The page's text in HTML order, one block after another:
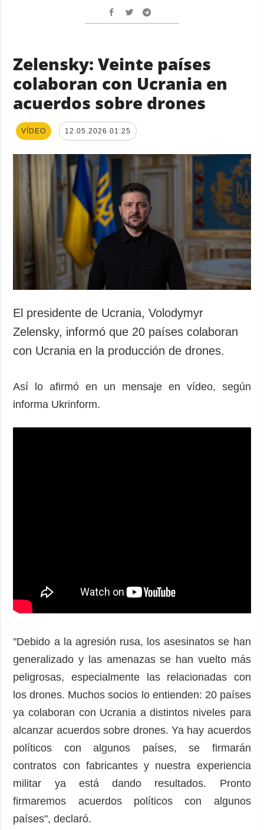
Zelensky: Veinte países
colaboran con Ucrania en
acuerdos sobre drones
VÍDEO 12.05.2026 01:25
El presidente de Ucrania, Volodymyr
Zelensky, informó que 20 países colaboran
con Ucrania en la producción de drones.
Así lo afirmó en un mensaje en vídeo, según
informa Ukrinform.
"Debido a la agresión rusa, los asesinatos se han
generalizado y las amenazas se han vuelto más
peligrosas, especialmente las relacionadas con
los drones. Muchos socios lo entienden: 20 países
ya colaboran con Ucrania a distintos niveles para
alcanzar acuerdos sobre drones. Ya hay acuerdos
políticos con algunos países, se firmarán
contratos con fabricantes y nuestra experiencia
militar ya está dando resultados. Pronto
firmaremos acuerdos políticos con algunos
países", declaró.